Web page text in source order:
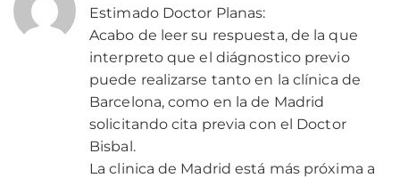
Estimado Doctor Planas:
Acabo de leer su respuesta, de la que
interpreto que el diágnostico previo
puede realizarse tanto en la clínica de
Barcelona, como en la de Madrid
solicitando cita previa con el Doctor
Bisbal.
La clinica de Madrid está más próxima a